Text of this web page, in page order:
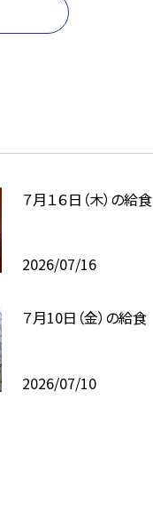
７月１６日（木）の給食
2026/07/16
７月10日（金）の給食
2026/07/10